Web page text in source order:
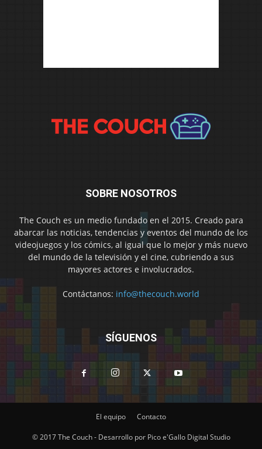
SOBRE NOSOTROS
The Couch es un medio fundado en el 2015. Creado para
abarcar las noticias, tendencias y eventos del mundo de los
videojuegos y los cómics, al igual que lo mejor y más nuevo
del mundo de la televisión y el cine, cubriendo a sus
mayores actores e involucrados.
Contáctanos: info@thecouch.world
SÍGUENOS
El equipo Contacto
© 2017 The Couch - Desarrollo por Pico e'Gallo Digital Studio